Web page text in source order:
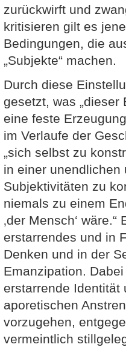
zurückwirft und
kritisieren gilt es
Bedingungen, die
„Subjekte“ machen.
Durch diese
gesetzt, was
eine feste
im Verlaufe der
„sich selbst zu
in einer
Subjektivitäten zu
niemals zu einem
‚der Mensch‘
erstarrendes und in
Denken und in der
Emanzipation.
erstarrende Identität
aporetischen
vorzugehen,
vermeintlich